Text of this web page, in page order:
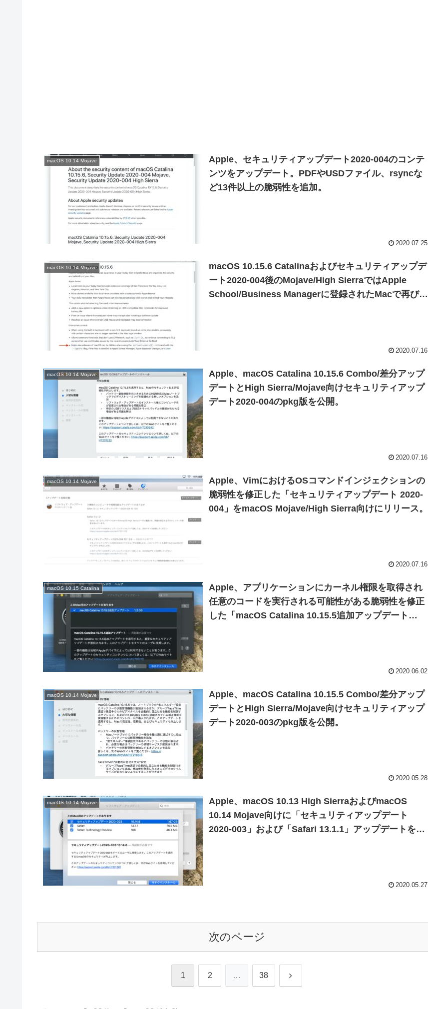
macOS 10.14 Mojave
Apple、セキュリティアップデート2020-004のコンテ
ンツをアップデート。PDFやUSDファイル、rsyncな
ど13件以上の脆弱性を追加。
2020.07.25
macOS 10.14 Mojave
macOS 10.15.6 Catalinaおよびセキュリティアップデ
ート2020-004後のMojave/High SierraではApple
School/Business Managerに登録されたMacで再びア
2020.07.16
macOS 10.14 Mojave
Apple、macOS Catalina 10.15.6 Combo/差分アップ
デートとHigh Sierra/Mojave向けセキュリティアップ
デート2020-004のpkg版を公開。
2020.07.16
macOS 10.14 Mojave
Apple、VimにおけるOSコマンドインジェクションの
脆弱性を修正した「セキュリティアップデート 2020-
004」をmacOS Mojave/High Sierra向けにリリース。
2020.07.16
macOS 10.15 Catalina
Apple、アプリケーションにカーネル権限を取得され
任意のコードを実行される可能性がある脆弱性を修正
した「macOS Catalina 10.15.5追加アップデート
2020.06.02
macOS 10.14 Mojave
Apple、macOS Catalina 10.15.5 Combo/差分アップ
デートとHigh Sierra/Mojave向けセキュリティアップ
デート2020-003のpkg版を公開。
2020.05.28
macOS 10.14 Mojave
Apple、macOS 10.13 High SierraおよびmacOS
10.14 Mojave向けに「セキュリティアップデート
2020-003」および「Safari 13.1.1」アップデートを公
2020.05.27
次のページ
1 2 … 38 次